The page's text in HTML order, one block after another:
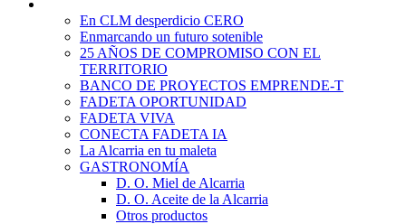
En CLM desperdicio CERO
Enmarcando un futuro sotenible
25 AÑOS DE COMPROMISO CON EL
TERRITORIO
BANCO DE PROYECTOS EMPRENDE-T
FADETA OPORTUNIDAD
FADETA VIVA
CONECTA FADETA IA
La Alcarria en tu maleta
GASTRONOMÍA
D. O. Miel de Alcarria
D. O. Aceite de la Alcarria
Otros productos